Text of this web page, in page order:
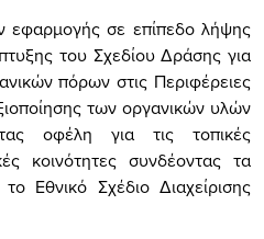
εφαρμογής σε επίπεδο λήψης
του Σχεδίου Δράσης για
πόρων στις Περιφέρειες
των οργανικών υλών
οφέλη για τις τοπικές
κοινότητες συνδέοντας τα
Εθνικό Σχέδιο Διαχείρισης